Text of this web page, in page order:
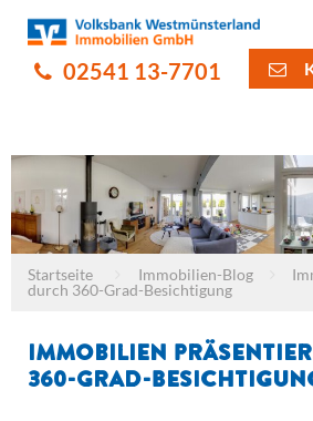
02541 13-7701
Startseite Immobilien-Blog
durch 360-Grad-Besichtigung
Immobilien
360-Grad-